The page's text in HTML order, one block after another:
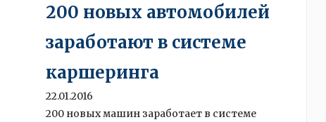
200 новых автомобилей
заработают в системе
каршеринга
22.01.2016
200 новых машин заработает в системе